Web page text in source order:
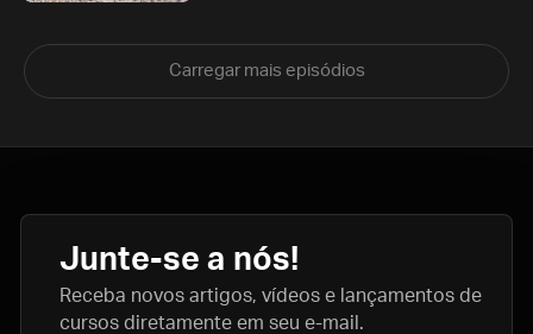
Carregar mais episódios
Junte-se a nós!
Receba novos artigos, vídeos e lançamentos de
cursos diretamente em seu e-mail.